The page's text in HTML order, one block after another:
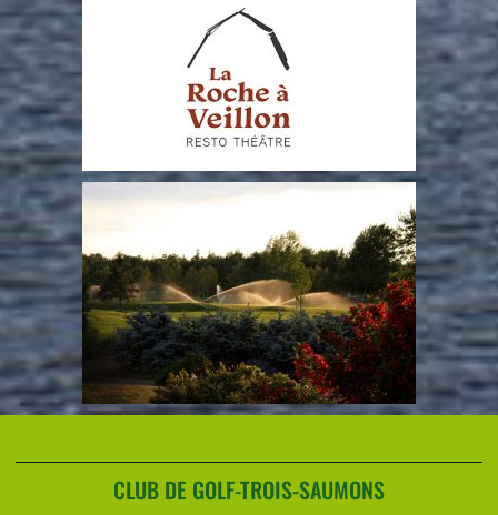
CLUB DE GOLF-TROIS-SAUMONS